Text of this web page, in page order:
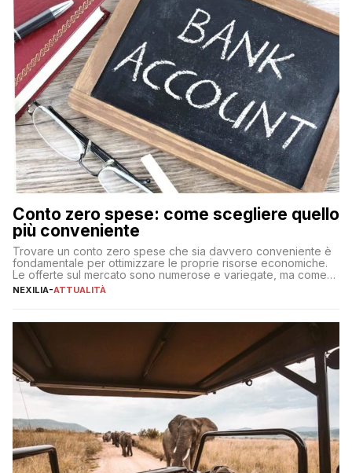
Conto zero spese: come scegliere quello
più conveniente
Trovare un conto zero spese che sia davvero conveniente è
fondamentale per ottimizzare le proprie risorse economiche.
Le offerte sul mercato sono numerose e variegate, ma come
individuare quella più adatta alle proprie esigenze senza
sul […]
NEXILIA-ATTUALITÀ